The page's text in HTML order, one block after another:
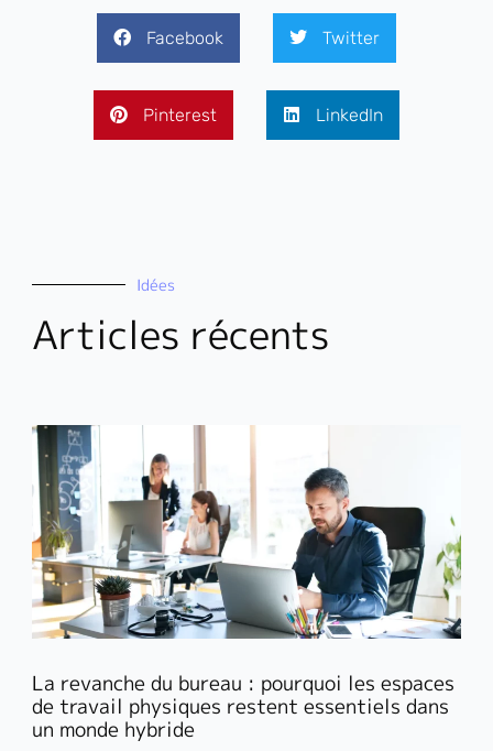
Facebook Twitter
Pinterest LinkedIn
Idées
Articles récents
La revanche du bureau : pourquoi les espaces
de travail physiques restent essentiels dans
un monde hybride